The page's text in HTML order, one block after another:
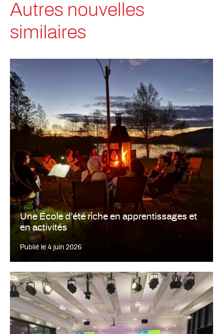
Autres nouvelles
similaires
Une École d’été riche en apprentissages et
en activités
Publié le 4 juin 2026